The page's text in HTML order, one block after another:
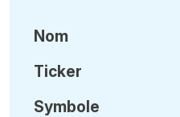
Nom
Ticker
Symbole